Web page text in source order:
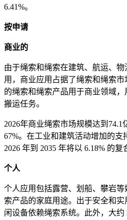
6.41%。
按申请
商业的
由于绳索和绳索在建筑、航运、
用，商业应用占据了绳索和绳索
的绳索和绳索产品用于商业领域
搬运任务。
2026年商业绳索市场规模达到74.1
67%。在工业和建筑活动增加的支
2026 年到 2035 年将以 6.18% 的复
个人
个人应用包括露营、划船、攀岩
索产品的家庭用途。出于安全和
闲设备依赖绳索系统。此外，大约